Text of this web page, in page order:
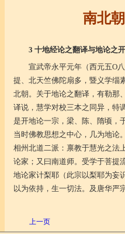
南北
3 十地经论之翻译与地论之
宣武帝永平元年（西元五O
提、北天竺佛陀扇多，暨义学缁
北朝。关于地论之翻译，有勒那
译说，慧学对校三本之同异，特
是开地论一宗，梁、陈、隋顷，
当时佛教思想之中心，几为地论
相州北道二派：禀教于慧光之法
论家；又曰南道师。受学于菩提
地论家计梨耶（此宗以梨耶为妄
以为依持，生一切法。及唐华严
上一页